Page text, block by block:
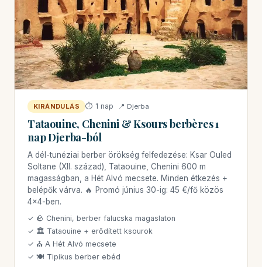
KIRÁNDULÁS ⏱ 1 nap 📍 Djerba
Tataouine, Chenini & Ksours berbères 1
nap Djerba-ból
A dél-tunéziai berber örökség felfedezése: Ksar Ouled
Soltane (XII. század), Tataouine, Chenini 600 m
magasságban, a Hét Alvó mecsete. Minden étkezés +
belépők várva. 🔥 Promó június 30-ig: 45 €/fő közös
4x4-ben.
✓ 🪨 Chenini, berber falucska magaslaton
✓ 🏛 Tataouine + erődített ksourok
✓ ⛪ A Hét Alvó mecsete
✓ 🍽 Tipikus berber ebéd